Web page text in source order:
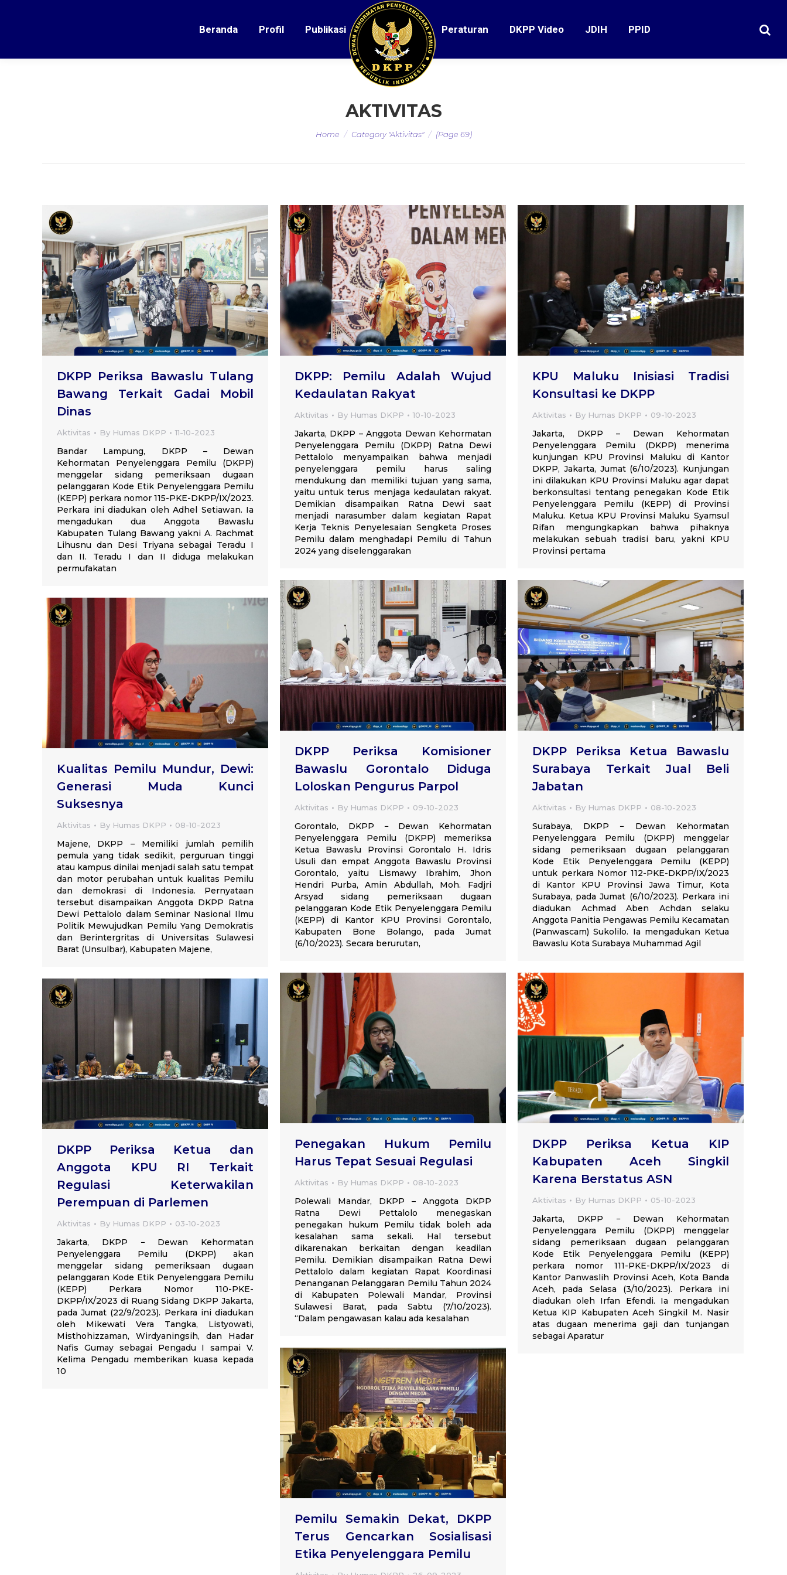
Beranda Profil Publikasi Peraturan DKPP Video JDIH PPID
AKTIVITAS
You are here:
Home Category "Aktivitas" (Page 69)
DKPP Periksa Bawaslu Tulang
Bawang Terkait Gadai Mobil
Dinas
Aktivitas By Humas DKPP 11-10-2023
Bandar Lampung, DKPP – Dewan
Kehormatan Penyelenggara Pemilu (DKPP)
menggelar sidang pemeriksaan dugaan
pelanggaran Kode Etik Penyelenggara Pemilu
(KEPP) perkara nomor 115-PKE-DKPP/IX/2023.
Perkara ini diadukan oleh Adhel Setiawan. Ia
mengadukan dua Anggota Bawaslu
Kabupaten Tulang Bawang yakni A. Rachmat
Lihusnu dan Desi Triyana sebagai Teradu I
dan II. Teradu I dan II diduga melakukan
permufakatan
DKPP: Pemilu Adalah Wujud
Kedaulatan Rakyat
Aktivitas By Humas DKPP 10-10-2023
Jakarta, DKPP – Anggota Dewan Kehormatan
Penyelenggara Pemilu (DKPP) Ratna Dewi
Pettalolo menyampaikan bahwa menjadi
penyelenggara pemilu harus saling
mendukung dan memiliki tujuan yang sama,
yaitu untuk terus menjaga kedaulatan rakyat.
Demikian disampaikan Ratna Dewi saat
menjadi narasumber dalam kegiatan Rapat
Kerja Teknis Penyelesaian Sengketa Proses
Pemilu dalam menghadapi Pemilu di Tahun
2024 yang diselenggarakan
KPU Maluku Inisiasi Tradisi
Konsultasi ke DKPP
Aktivitas By Humas DKPP 09-10-2023
Jakarta, DKPP – Dewan Kehormatan
Penyelenggara Pemilu (DKPP) menerima
kunjungan KPU Provinsi Maluku di Kantor
DKPP, Jakarta, Jumat (6/10/2023). Kunjungan
ini dilakukan KPU Provinsi Maluku agar dapat
berkonsultasi tentang penegakan Kode Etik
Penyelenggara Pemilu (KEPP) di Provinsi
Maluku. Ketua KPU Provinsi Maluku Syamsul
Rifan mengungkapkan bahwa pihaknya
melakukan sebuah tradisi baru, yakni KPU
Provinsi pertama
DKPP Periksa Komisioner
Bawaslu Gorontalo Diduga
Loloskan Pengurus Parpol
Aktivitas By Humas DKPP 09-10-2023
Gorontalo, DKPP − Dewan Kehormatan
Penyelenggara Pemilu (DKPP) memeriksa
Ketua Bawaslu Provinsi Gorontalo H. Idris
Usuli dan empat Anggota Bawaslu Provinsi
Gorontalo, yaitu Lismawy Ibrahim, Jhon
Hendri Purba, Amin Abdullah, Moh. Fadjri
Arsyad sidang pemeriksaan dugaan
pelanggaran Kode Etik Penyelenggara Pemilu
(KEPP) di Kantor KPU Provinsi Gorontalo,
Kabupaten Bone Bolango, pada Jumat
(6/10/2023). Secara berurutan,
DKPP Periksa Ketua Bawaslu
Surabaya Terkait Jual Beli
Jabatan
Aktivitas By Humas DKPP 08-10-2023
Surabaya, DKPP − Dewan Kehormatan
Penyelenggara Pemilu (DKPP) menggelar
sidang pemeriksaan dugaan pelanggaran
Kode Etik Penyelenggara Pemilu (KEPP)
untuk perkara Nomor 112-PKE-DKPP/IX/2023
di Kantor KPU Provinsi Jawa Timur, Kota
Surabaya, pada Jumat (6/10/2023). Perkara ini
diadukan Achmad Aben Achdan selaku
Anggota Panitia Pengawas Pemilu Kecamatan
(Panwascam) Sukolilo. Ia mengadukan Ketua
Bawaslu Kota Surabaya Muhammad Agil
Kualitas Pemilu Mundur, Dewi:
Generasi Muda Kunci
Suksesnya
Aktivitas By Humas DKPP 08-10-2023
Majene, DKPP – Memiliki jumlah pemilih
pemula yang tidak sedikit, perguruan tinggi
atau kampus dinilai menjadi salah satu tempat
dan motor perubahan untuk kualitas Pemilu
dan demokrasi di Indonesia. Pernyataan
tersebut disampaikan Anggota DKPP Ratna
Dewi Pettalolo dalam Seminar Nasional Ilmu
Politik Mewujudkan Pemilu Yang Demokratis
dan Berintergritas di Universitas Sulawesi
Barat (Unsulbar), Kabupaten Majene,
Penegakan Hukum Pemilu
Harus Tepat Sesuai Regulasi
Aktivitas By Humas DKPP 08-10-2023
Polewali Mandar, DKPP – Anggota DKPP
Ratna Dewi Pettalolo menegaskan
penegakan hukum Pemilu tidak boleh ada
kesalahan sama sekali. Hal tersebut
dikarenakan berkaitan dengan keadilan
Pemilu. Demikian disampaikan Ratna Dewi
Pettalolo dalam kegiatan Rapat Koordinasi
Penanganan Pelanggaran Pemilu Tahun 2024
di Kabupaten Polewali Mandar, Provinsi
Sulawesi Barat, pada Sabtu (7/10/2023).
“Dalam pengawasan kalau ada kesalahan
DKPP Periksa Ketua KIP
Kabupaten Aceh Singkil
Karena Berstatus ASN
Aktivitas By Humas DKPP 05-10-2023
Jakarta, DKPP − Dewan Kehormatan
Penyelenggara Pemilu (DKPP) menggelar
sidang pemeriksaan dugaan pelanggaran
Kode Etik Penyelenggara Pemilu (KEPP)
perkara nomor 111-PKE-DKPP/IX/2023 di
Kantor Panwaslih Provinsi Aceh, Kota Banda
Aceh, pada Selasa (3/10/2023). Perkara ini
diadukan oleh Irfan Efendi. Ia mengadukan
Ketua KIP Kabupaten Aceh Singkil M. Nasir
atas dugaan menerima gaji dan tunjangan
sebagai Aparatur
DKPP Periksa Ketua dan
Anggota KPU RI Terkait
Regulasi Keterwakilan
Perempuan di Parlemen
Aktivitas By Humas DKPP 03-10-2023
Jakarta, DKPP − Dewan Kehormatan
Penyelenggara Pemilu (DKPP) akan
menggelar sidang pemeriksaan dugaan
pelanggaran Kode Etik Penyelenggara Pemilu
(KEPP) Perkara Nomor 110-PKE-
DKPP/IX/2023 di Ruang Sidang DKPP Jakarta,
pada Jumat (22/9/2023). Perkara ini diadukan
oleh Mikewati Vera Tangka, Listyowati,
Misthohizzaman, Wirdyaningsih, dan Hadar
Nafis Gumay sebagai Pengadu I sampai V.
Kelima Pengadu memberikan kuasa kepada
10
Pemilu Semakin Dekat, DKPP
Terus Gencarkan Sosialisasi
Etika Penyelenggara Pemilu